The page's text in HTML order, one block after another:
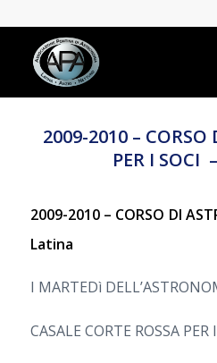
2009-2010 –
PER I SOCI
2009-2010 – CORSO DI
Latina
I MARTEDì
CASALE CORTE ROSSA